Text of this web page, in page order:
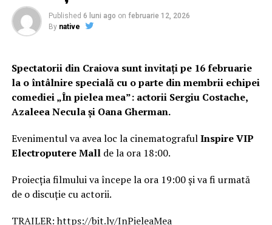
Published 6 luni ago on februarie 12, 2026
By native
Spectatorii din Craiova sunt invitați pe 16 februarie
la o întâlnire specială cu o parte din membrii echipei
comediei „În pielea mea”: actorii Sergiu Costache,
Azaleea Necula și Oana Gherman.
Evenimentul va avea loc la cinematografulInspire VIP
Electroputere Mall de la ora 18:00.
Proiecția filmului va începe la ora 19:00 și va fi urmată
de o discuție cu actorii.
TRAILER:https://bit.ly/InPieleaMea